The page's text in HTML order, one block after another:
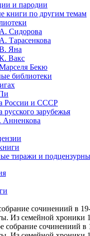
и пародии
книги по другим темам
Сидорова
Тарасенкова
Яна
Вакс
Бекю
библиотеки
России и СССР
русского зарубежья
тиражи и
сочинениий в
Из семейной хроники